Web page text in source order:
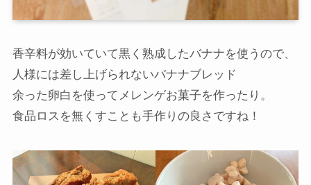
香辛料が効いていて黒く熟成したバナナを使うので、
人様には差し上げられないバナナブレッド
余った卵白を使ってメレンゲお菓子を作ったり。
食品ロスを無くすことも手作りの良さですね！